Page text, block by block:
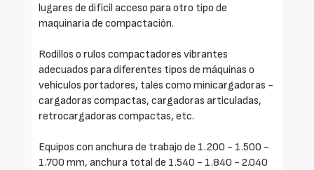
lugares de difícil acceso para otro tipo de
maquinaria de compactación.
Rodillos o rulos compactadores vibrantes
adecuados para diferentes tipos de máquinas o
vehículos portadores, tales como minicargadoras -
cargadoras compactas, cargadoras articuladas,
retrocargadoras compactas, etc.
Equipos con anchura de trabajo de 1.200 - 1.500 -
1.700 mm, anchura total de 1.540 - 1.840 - 2.040